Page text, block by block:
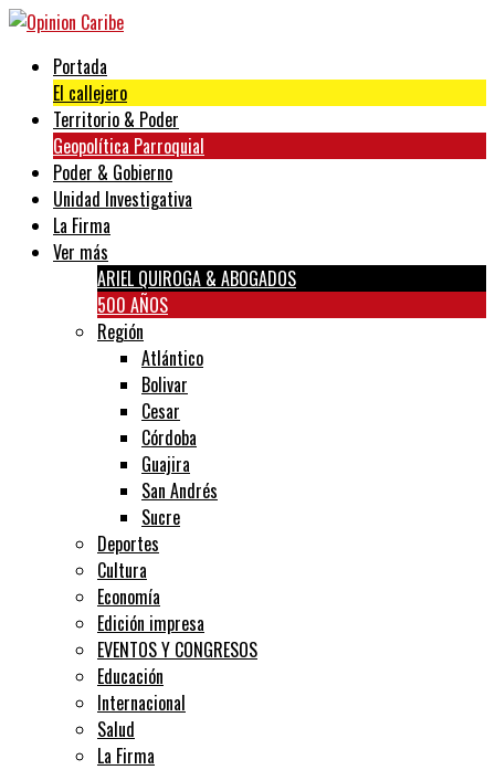
Portada
El callejero
Territorio & Poder
Geopolítica Parroquial
Poder & Gobierno
Unidad Investigativa
La Firma
Ver más
ARIEL QUIROGA & ABOGADOS
500 AÑOS
Región
Atlántico
Bolivar
Cesar
Córdoba
Guajira
San Andrés
Sucre
Deportes
Cultura
Economía
Edición impresa
EVENTOS Y CONGRESOS
Educación
Internacional
Salud
La Firma